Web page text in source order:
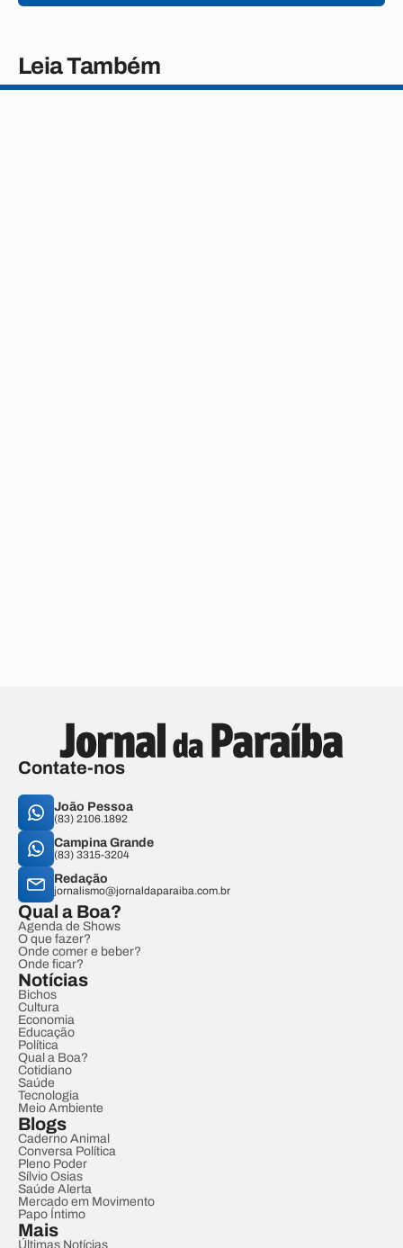
Leia Também
Contate-nos
João Pessoa
(83) 2106.1892
Campina Grande
(83) 3315-3204
Redação
jornalismo@jornaldaparaiba.com.br
Qual a Boa?
Agenda de Shows
O que fazer?
Onde comer e beber?
Onde ficar?
Notícias
Bichos
Cultura
Economia
Educação
Política
Qual a Boa?
Cotidiano
Saúde
Tecnologia
Meio Ambiente
Blogs
Caderno Animal
Conversa Política
Pleno Poder
Sílvio Osias
Saúde Alerta
Mercado em Movimento
Papo Íntimo
Mais
Últimas Notícias